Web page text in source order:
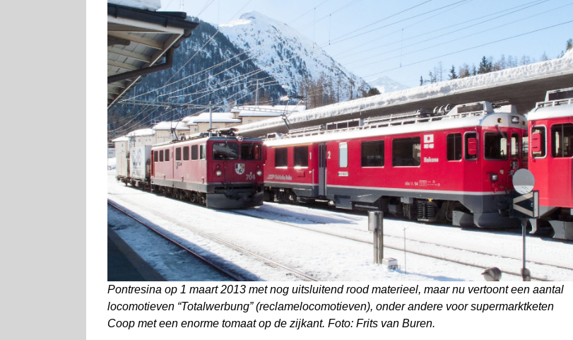
Pontresina op 1 maart 2013 met nog uitsluitend rood materieel, maar nu vertoont een aantal
locomotieven “Totalwerbung” (reclamelocomotieven), onder andere voor supermarktketen
Coop met een enorme tomaat op de zijkant. Foto: Frits van Buren.